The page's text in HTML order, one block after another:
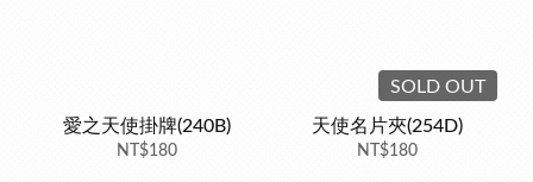
愛之天使掛牌(240B)
NT$180
SOLD OUT
天使名片夾(254D)
NT$180